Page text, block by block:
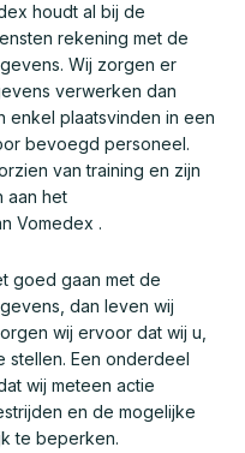
houdt al bij de
rekening met de
Wij zorgen er
verwerken dan
plaatsvinden in een
bevoegd personeel.
van training en zijn
aan het
Vomedex .
goed gaan met de
dan leven wij
wij ervoor dat wij u,
Een onderdeel
wij meteen actie
en de mogelijke
te beperken.